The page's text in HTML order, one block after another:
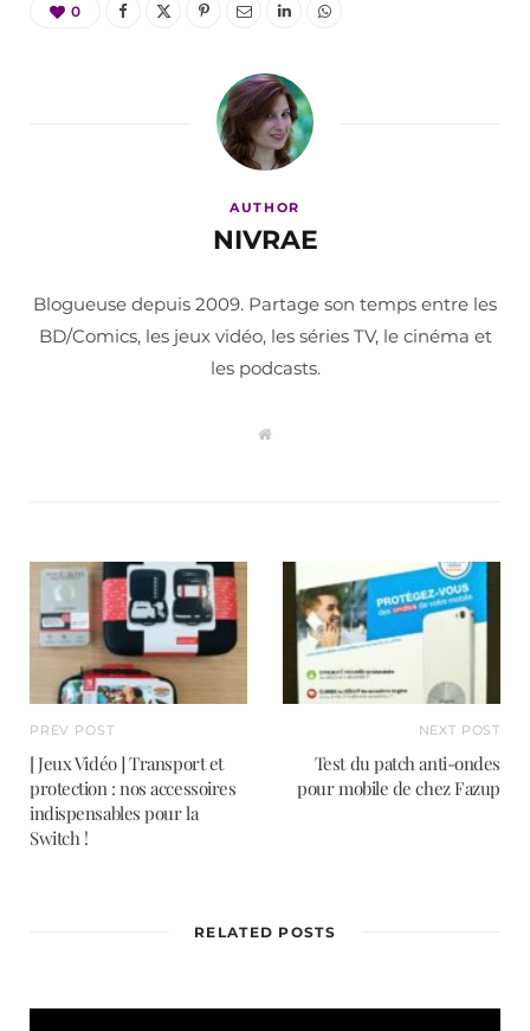
0
AUTHOR
NIVRAE
Blogueuse depuis 2009. Partage son temps entre les
BD/Comics, les jeux vidéo, les séries TV, le cinéma et
les podcasts.
W
PREV POST
[ Jeux Vidéo ] Transport et
protection : nos accessoires
indispensables pour la
Switch !
NEXT POST
Test du patch anti-ondes
pour mobile de chez Fazup
RELATED POSTS